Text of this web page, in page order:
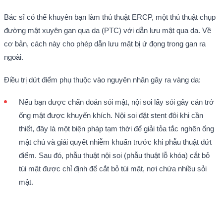
Bác sĩ có thể khuyên bạn làm thủ thuật ERCP, một thủ thuật chụp
đường mật xuyên gan qua da (PTC) với dẫn lưu mật qua da. Về
cơ bản, cách này cho phép dẫn lưu mật bị ứ đọng trong gan ra
ngoài.
Điều trị dứt điểm phụ thuộc vào nguyên nhân gây ra vàng da:
Nếu bạn được chẩn đoán sỏi mật, nội soi lấy sỏi gây cản trở
ống mật được khuyến khích. Nội soi đặt stent đôi khi cần
thiết, đây là một biện pháp tạm thời để giải tỏa tắc nghẽn ống
mật chủ và giải quyết nhiễm khuẩn trước khi phẫu thuật dứt
điểm. Sau đó, phẫu thuật nội soi (phẫu thuật lỗ khóa) cắt bỏ
túi mật được chỉ định để cắt bỏ túi mật, nơi chứa nhiều sỏi
mật.